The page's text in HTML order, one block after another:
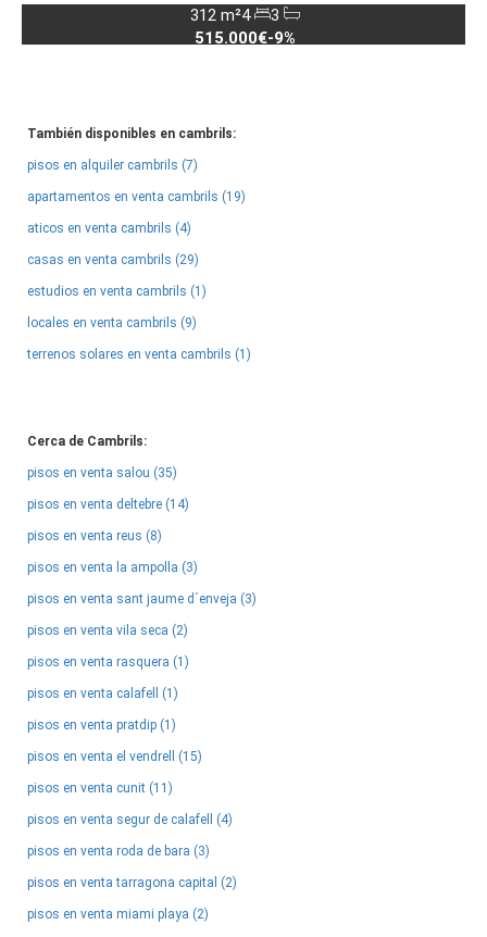
312 m²4
3
515.000€-9%
También disponibles en cambrils:
pisos en alquiler cambrils (7)
apartamentos en venta cambrils (19)
aticos en venta cambrils (4)
casas en venta cambrils (29)
estudios en venta cambrils (1)
locales en venta cambrils (9)
terrenos solares en venta cambrils (1)
Cerca de Cambrils:
pisos en venta salou (35)
pisos en venta deltebre (14)
pisos en venta reus (8)
pisos en venta la ampolla (3)
pisos en venta sant jaume d´enveja (3)
pisos en venta vila seca (2)
pisos en venta rasquera (1)
pisos en venta calafell (1)
pisos en venta pratdip (1)
pisos en venta el vendrell (15)
pisos en venta cunit (11)
pisos en venta segur de calafell (4)
pisos en venta roda de bara (3)
pisos en venta tarragona capital (2)
pisos en venta miami playa (2)